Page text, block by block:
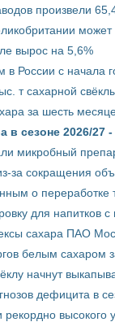
произвели
вырос на 5,6%
в России с начала
т сахарной
за шесть
в сезоне 2026/
микробный
за сокращения
о переработке
для напитков
сахара ПАО
белым сахаром
начнут
дефицита в
высокого